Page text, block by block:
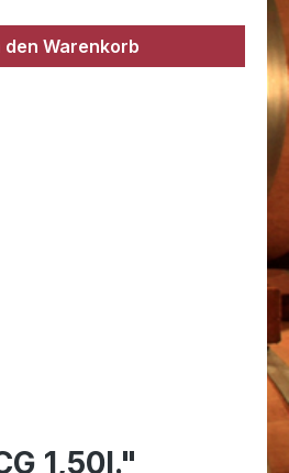
gewünschten Wert
den Warenkorb
1,50l."